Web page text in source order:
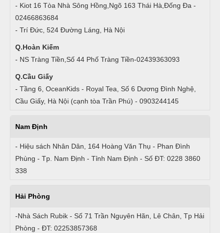
- Kiot 16 Tòa Nhà Sông Hồng,Ngõ 163 Thái Hà,Đống Đa -
02466863684
- Trí Đức, 524 Đường Láng, Hà Nội
Q.Hoàn Kiếm
- NS Tràng Tiền,Số 44 Phố Tràng Tiền-02439363093
Q.Cầu Giấy
- Tầng 6, OceanKids - Royal Tea, Số 6 Dương Đình Nghệ,
Cầu Giấy, Hà Nội (cạnh tòa Trần Phú) - 0903244145
Nam Định
- Hiệu sách Nhân Dân, 164 Hoàng Văn Thụ - Phan Đình
Phùng - Tp. Nam Định - Tỉnh Nam Định - Số ĐT: 0228 3860
338
Hải Phòng
-Nhà Sách Rubik - Số 71 Trần Nguyên Hãn, Lê Chân, Tp Hải
Phòng - ĐT: 02253857368